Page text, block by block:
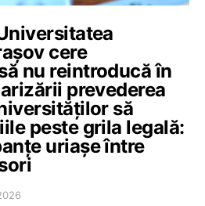
cere
nu reintroducă în
prevederea
să
peste grila legală:
uriașe între